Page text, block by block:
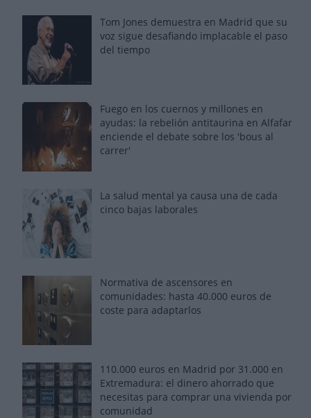
Tom Jones demuestra en Madrid que su
voz sigue desafiando implacable el paso
del tiempo
Fuego en los cuernos y millones en
ayudas: la rebelión antitaurina en Alfafar
enciende el debate sobre los 'bous al
carrer'
La salud mental ya causa una de cada
cinco bajas laborales
Normativa de ascensores en
comunidades: hasta 40.000 euros de
coste para adaptarlos
110.000 euros en Madrid por 31.000 en
Extremadura: el dinero ahorrado que
necesitas para comprar una vivienda por
comunidad